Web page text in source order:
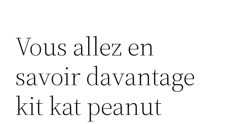
Vous allez en
savoir davantage
kit kat peanut